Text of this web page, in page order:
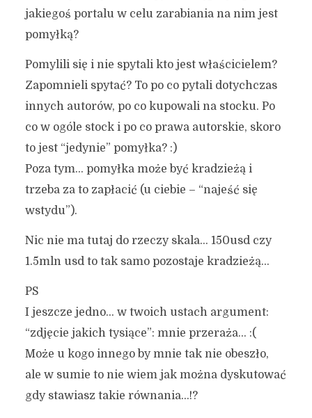
jakiegoś portalu w celu zarabiania na nim jest
pomyłką?
Pomylili się i nie spytali kto jest właścicielem?
Zapomnieli spytać? To po co pytali dotychczas
innych autorów, po co kupowali na stocku. Po
co w ogóle stock i po co prawa autorskie, skoro
to jest “jedynie” pomyłka? :)
Poza tym… pomyłka może być kradzieżą i
trzeba za to zapłacić (u ciebie – “najeść się
wstydu”).
Nic nie ma tutaj do rzeczy skala… 150usd czy
1.5mln usd to tak samo pozostaje kradzieżą…
PS
I jeszcze jedno… w twoich ustach argument:
“zdjęcie jakich tysiące”: mnie przeraża… :(
Może u kogo innego by mnie tak nie obeszło,
ale w sumie to nie wiem jak można dyskutować
gdy stawiasz takie równania…!?